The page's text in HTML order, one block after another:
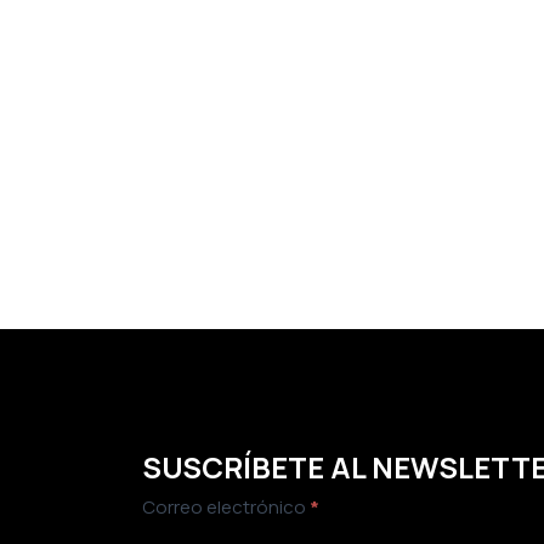
SUSCRÍBETE AL
Newsletter
Correo electrónico *